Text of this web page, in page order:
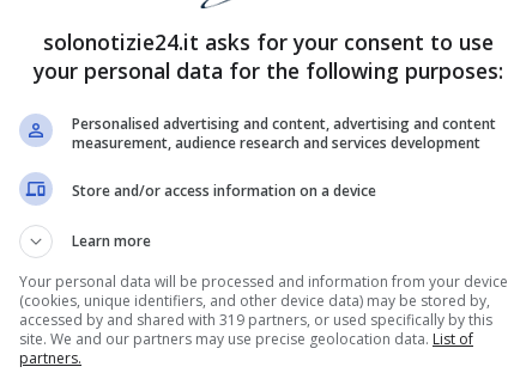
ieri e oggi
condivise daCarolyn Smith
giudice diBallando con le Stelleha voluto
abituati a vederla con il taglio corto e
suo matrimonio questi erano ancora neri e
solonotizie24.it asks for your consent to use
your personal data for the following purposes:
Personalised advertising and content, advertising and content
measurement, audience research and services development
Store and/or access information on a device
Learn more
Your personal data will be processed and information from your device
(cookies, unique identifiers, and other device data) may be stored by,
accessed by and shared with 319 partners, or used specifically by this
site. We and our partners may use precise geolocation data. List of
partners.